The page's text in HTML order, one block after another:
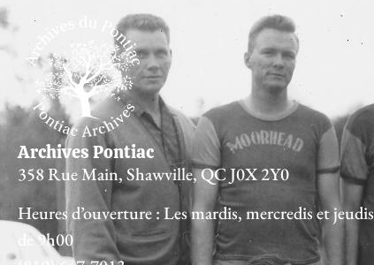
Archives Pontiac
358 Rue Main, Shawville, QC J0X 2Y0
Heures d’ouverture : Les mardis, mercredis et jeudis
de 9h00